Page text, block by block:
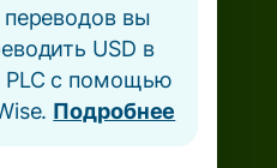
переводов вы
USD в
PLC с помощью
Подробнее